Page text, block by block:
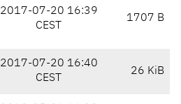
2017-07-20 16:39
CEST
1707 B
2017-07-20 16:40
CEST
26 KiB